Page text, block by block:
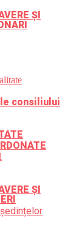
ȘI
consiliului
ȘI